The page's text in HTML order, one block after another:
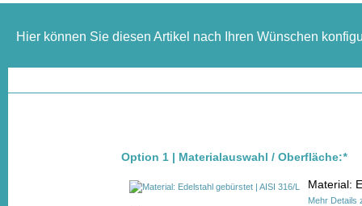
Hier können Sie diesen Artikel nach Ihren Wünschen
Option 1 | Materialauswahl / Oberfläche:*
Material:
Mehr Details